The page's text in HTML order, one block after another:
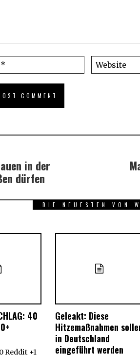
in der
dürfen
DIE NEUESTEN VON
40
Reddit +1
Geleakt: Diese
Hitzemaßnahmen
in Deutschland
eingeführt werden